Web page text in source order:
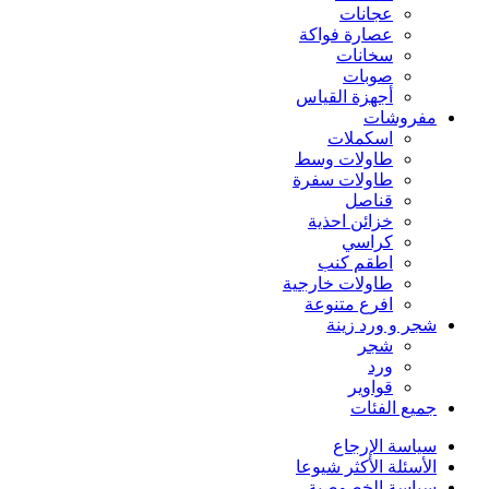
عجانات
عصارة فواكة
سخانات
صوبات
أجهزة القياس
مفروشات
اسكملات
طاولات وسط
طاولات سفرة
قناصل
خزائن احذية
كراسي
اطقم كنب
طاولات خارجية
افرع متنوعة
شجر و ورد زينة
شجر
ورد
قواوير
جميع الفئات
سياسة الإرجاع
الأسئلة الأكثر شيوعا